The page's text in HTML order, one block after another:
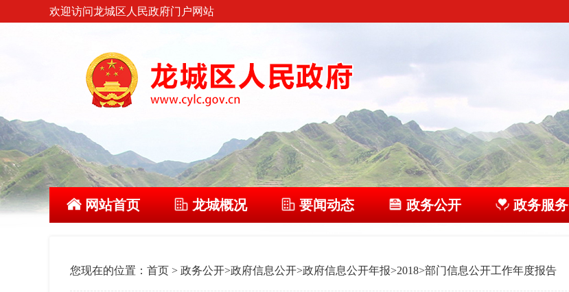
欢迎访问龙城区人民政府门户网站
网站首页 龙城概况 要闻动态 政务公开 政务服务
您现在的位置： 首页 > 政务公开>政府信息公开>政府信息公开年报>2018>部门信息公开工作年度报告